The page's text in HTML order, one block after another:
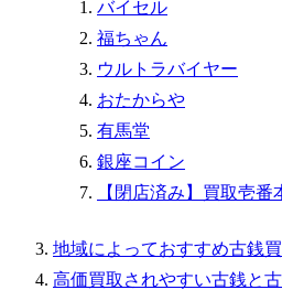
バイセル
福ちゃん
ウルトラバイヤー
おたからや
有馬堂
銀座コイン
【閉店済み】買取壱番
地域によっておすすめ古銭
高価買取されやすい古銭と